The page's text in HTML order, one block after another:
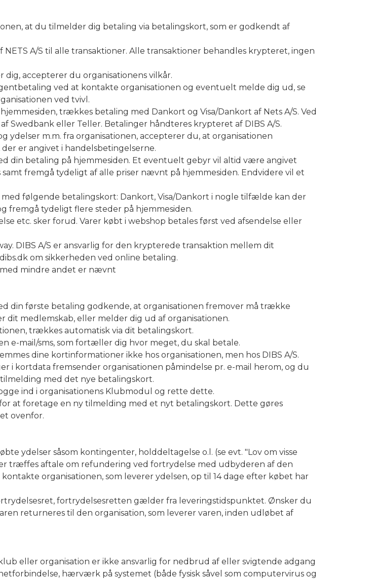
at du tilmelder dig betaling via betalingskort, som er godkendt af
A/S til alle transaktioner. Alle transaktioner behandles krypteret, ingen
accepterer du organisationens vilkår.
ved at kontakte organisationen og eventuelt melde dig ud, se
ved tvivl.
trækkes betaling med Dankort og Visa/Dankort af Nets A/S. Ved
Swedbank eller Teller. Betalinger håndteres krypteret af DIBS A/S.
ydelser m.m. fra organisationen, accepterer du, at organisationen
er angivet i handelsbetingelserne.
din betaling på hjemmesiden. Et eventuelt gebyr vil altid være angivet
fremgå tydeligt af alle priser nævnt på hjemmesiden. Endvidere vil et
følgende betalingskort: Dankort, Visa/Dankort i nogle tilfælde kan der
fremgå tydeligt flere steder på hjemmesiden.
etc. sker forud. Varer købt i webshop betales først ved afsendelse eller
DIBS A/S er ansvarlig for den krypterede transaktion mellem dit
om sikkerheden ved online betaling.
mindre andet er nævnt
din første betaling godkende, at organisationen fremover må trække
medlemskab, eller melder dig ud af organisationen.
trækkes automatisk via dit betalingskort.
e-mail/sms, som fortæller dig hvor meget, du skal betale.
dine kortinformationer ikke hos organisationen, men hos DIBS A/S.
kortdata fremsender organisationen påmindelse pr. e-mail herom, og du
med det nye betalingskort.
ind i organisationens Klubmodul og rette dette.
at foretage en ny tilmelding med et nyt betalingskort. Dette gøres
ovenfor.
ydelser såsom kontingenter, holddeltagelse o.l. (se evt. "Lov om visse
træffes aftale om refundering ved fortrydelse med udbyderen af den
organisationen, som leverer ydelsen, op til 14 dage efter købet har
fortrydelsesretten gælder fra leveringstidspunktet. Ønsker du
returneres til den organisation, som leverer varen, inden udløbet af
eller organisation er ikke ansvarlig for nedbrud af eller svigtende adgang
hærværk på systemet (både fysisk såvel som computervirus og